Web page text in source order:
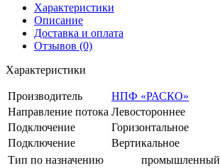
Характеристики
Описание
Доставка и оплата
Отзывов (0)
Характеристики
Производитель
НПФ «РАСКО»
Направление потока Левостороннее
Подключение
Горизонтальное
Подключение
Вертикальное
Тип по назначению
промышленный